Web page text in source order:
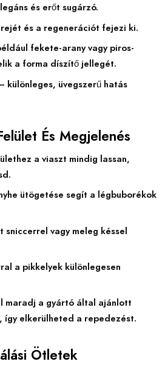
és erőt sugárzó.
és a regenerációt fejezi ki.
fekete-arany vagy piros-
a forma díszítő jellegét.
különleges, üvegszerű hatás
És Megjelenés
a viaszt mindig lassan,
ütögetése segít a légbuborékok
sniccerrel vagy meleg késsel
a pikkelyek különlegesen
maradj a gyártó által ajánlott
így elkerülheted a repedezést.
Ötletek